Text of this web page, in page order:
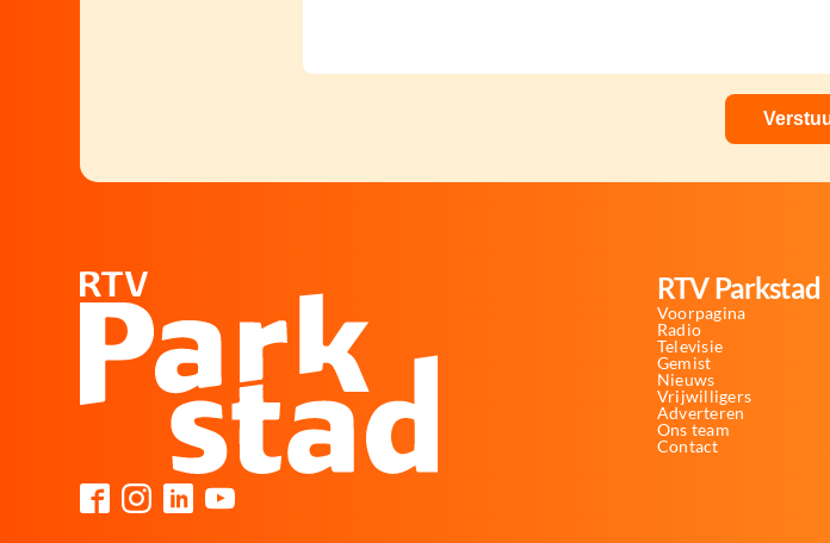
RTV Parkstad
Voorpagina
Radio
Televisie
Gemist
Nieuws
Vrijwilligers
Adverteren
Ons team
Contact